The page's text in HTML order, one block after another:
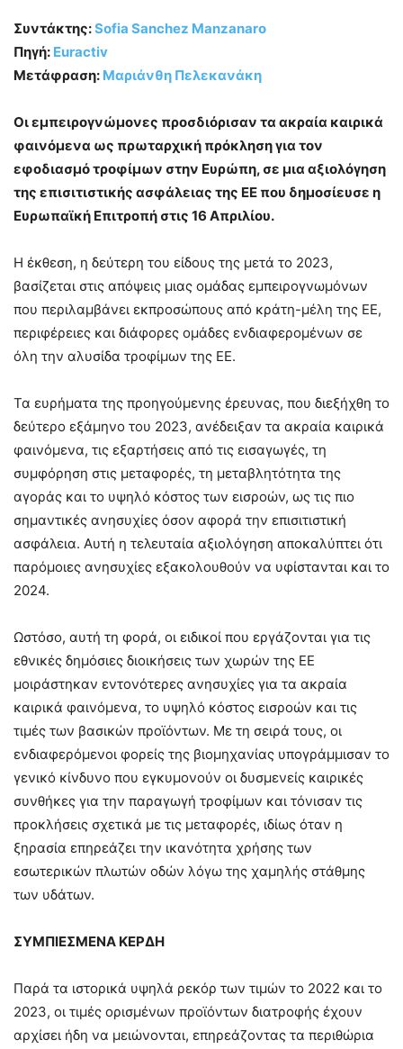
Συντάκτης:Sofia Sanchez Manzanaro
Πηγή: Euractiv
Μετάφραση: Μαριάνθη Πελεκανάκη
Οι εμπειρογνώμονες προσδιόρισαν τα ακραία καιρικά
φαινόμενα ως πρωταρχική πρόκληση για τον
εφοδιασμό τροφίμων στην Ευρώπη, σε μια αξιολόγηση
της επισιτιστικής ασφάλειας της ΕΕ που δημοσίευσε η
Ευρωπαϊκή Επιτροπή στις 16 Απριλίου.
Η έκθεση, η δεύτερη του είδους της μετά το 2023,
βασίζεται στις απόψεις μιας ομάδας εμπειρογνωμόνων
που περιλαμβάνει εκπροσώπους από κράτη-μέλη της ΕΕ,
περιφέρειες και διάφορες ομάδες ενδιαφερομένων σε
όλη την αλυσίδα τροφίμων της ΕΕ.
Τα ευρήματα της προηγούμενης έρευνας, που διεξήχθη το
δεύτερο εξάμηνο του 2023, ανέδειξαν τα ακραία καιρικά
φαινόμενα, τις εξαρτήσεις από τις εισαγωγές, τη
συμφόρηση στις μεταφορές, τη μεταβλητότητα της
αγοράς και το υψηλό κόστος των εισροών, ως τις πιο
σημαντικές ανησυχίες όσον αφορά την επισιτιστική
ασφάλεια. Αυτή η τελευταία αξιολόγηση αποκαλύπτει ότι
παρόμοιες ανησυχίες εξακολουθούν να υφίστανται και το
2024.
Ωστόσο, αυτή τη φορά, οι ειδικοί που εργάζονται για τις
εθνικές δημόσιες διοικήσεις των χωρών της ΕΕ
μοιράστηκαν εντονότερες ανησυχίες για τα ακραία
καιρικά φαινόμενα, το υψηλό κόστος εισροών και τις
τιμές των βασικών προϊόντων. Με τη σειρά τους, οι
ενδιαφερόμενοι φορείς της βιομηχανίας υπογράμμισαν το
γενικό κίνδυνο που εγκυμονούν οι δυσμενείς καιρικές
συνθήκες για την παραγωγή τροφίμων και τόνισαν τις
προκλήσεις σχετικά με τις μεταφορές, ιδίως όταν η
ξηρασία επηρεάζει την ικανότητα χρήσης των
εσωτερικών πλωτών οδών λόγω της χαμηλής στάθμης
των υδάτων.
ΣΥΜΠΙΕΣΜΕΝΑ ΚΕΡΔΗ
Παρά τα ιστορικά υψηλά ρεκόρ των τιμών το 2022 και το
2023, οι τιμές ορισμένων προϊόντων διατροφής έχουν
αρχίσει ήδη να μειώνονται, επηρεάζοντας τα περιθώρια